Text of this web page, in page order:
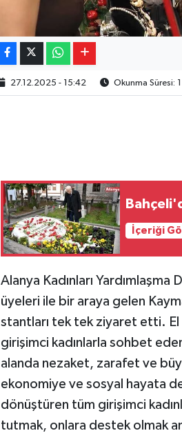
27.12.2025 - 15:42 Okunma Süresi:
İçeriği
Alanya Kadınları
üyeleri ile bir araya gelen
stantları tek tek ziyaret etti.
girişimci kadınlarla sohbet
alanda nezaket, zarafet ve
ekonomiye ve sosyal hayata
dönüştüren tüm girişimci
tutmak, onlara destek olmak